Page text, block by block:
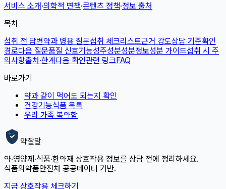
서비스 소개·의학적 면책·콘텐츠 정책·정보 출처
목차
섭취 전 답변약과 병용 질문섭취 체크리스트근거 강도상담 기준확인
경로다음 질문품질 신호기능성주성분성분정보성분 가이드섭취 시 주
의사항출처·한계다음 확인관련 링크FAQ
바로가기
약과 같이 먹어도 되는지 확인
건강기능식품 목록
우리 가족 복약함
약잘알
약·영양제·식품·한약재 상호작용 정보를 상담 전에 정리하세요.
식품의약품안전처 공공데이터 기반.
지금 상호작용 체크하기